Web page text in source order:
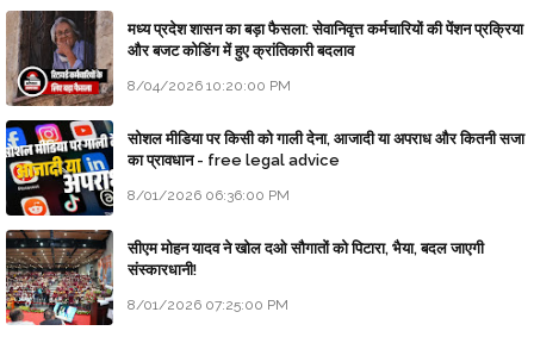
मध्य प्रदेश शासन का बड़ा फैसला: सेवानिवृत्त कर्मचारियों की पेंशन प्रक्रिया
और बजट कोडिंग में हुए क्रांतिकारी बदलाव
8/04/2026 10:20:00 PM
सोशल मीडिया पर किसी को गाली देना, आजादी या अपराध और कितनी सजा
का प्रावधान - free legal advice
8/01/2026 06:36:00 PM
सीएम मोहन यादव ने खोल दओ सौगातों को पिटारा, भैया, बदल जाएगी
संस्कारधानी!
8/01/2026 07:25:00 PM